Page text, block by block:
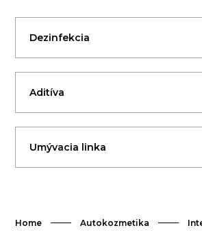
Dezinfekcia
Aditíva
Umývacia linka
Home Autokozmetika